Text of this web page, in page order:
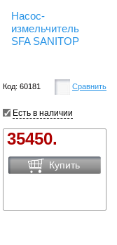
Насос-
измельчитель
SFA SANITOP
Код: 60181 Сравнить
Есть в наличии
35450.
Купить